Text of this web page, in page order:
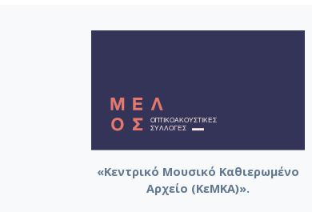
«Κεντρικό Μουσικό Καθιερωμένο
Αρχείο (ΚεΜΚΑ)».